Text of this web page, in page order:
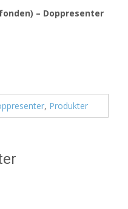
– Doppresenter
, Produkter